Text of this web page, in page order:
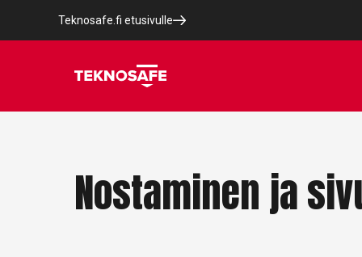
Teknosafe.fi etusivulle
Nostaminen ja